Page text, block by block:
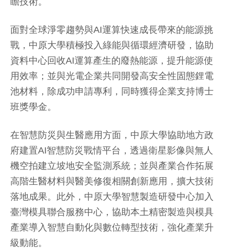
面對全球淨零趨勢與AI運算快速成長帶來的能源挑
戰，中原大學積極投入綠能與循環經濟研發，協助
資料中心回收AI運算產生的廢熱能源，提升能源使
用效率；並與光電企業共同開發高安全性固態鋰電
池材料，除成功申請專利，同時獲得企業支持博士
班獎學金。
在智慧防災與生醫應用方面，中原大學協助地方政
府建置AI智慧防災戰情平台，透過衛星影像與無人
機空拍建立坡地安全監測系統；並與產業合作拓展
高階生醫材料與醫美修復相關創新應用，擴大技術
落地成果。此外，中原大學智慧製造研發中心加入
臺灣模具聯合服務中心，協助本土精密製造與模具
產業導入智慧自動化與數位轉型技術，強化產業升
級動能。